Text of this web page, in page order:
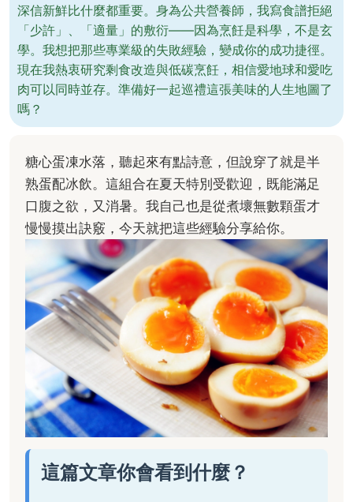
深信新鮮比什麼都重要。身為公共營養師，我寫食譜拒絕
「少許」、「適量」的敷衍——因為烹飪是科學，不是玄
學。我想把那些專業級的失敗經驗，變成你的成功捷徑。
現在我熱衷研究剩食改造與低碳烹飪，相信愛地球和愛吃
肉可以同時並存。準備好一起巡禮這張美味的人生地圖了
嗎？
糖心蛋凍水落，聽起來有點詩意，但說穿了就是半
熟蛋配冰飲。這組合在夏天特別受歡迎，既能滿足
口腹之欲，又消暑。我自己也是從煮壞無數顆蛋才
慢慢摸出訣竅，今天就把這些經驗分享給你。
這篇文章你會看到什麼？